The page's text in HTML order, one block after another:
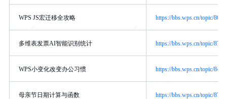
WPS JS宏迁移全攻略 https://bbs.wps.cn/topic/
多维表发票AI智能识别统计 https://bbs.wps.cn/topic/
WPS小变化改变办公习惯 https://bbs.wps.cn/topic/
母亲节日期计算与函数 https://bbs.wps.cn/topic/